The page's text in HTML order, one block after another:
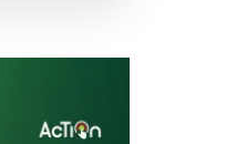
Rp 76.443.000